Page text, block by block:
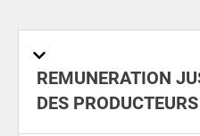
REMUNERATION
DES PRODUCTEURS